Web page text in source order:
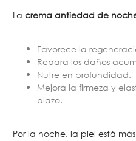
La crema antiedad de
Favorece la
Repara los daños
Nutre en profundidad.
Mejora la firmeza y
plazo.
Por la noche, la piel está